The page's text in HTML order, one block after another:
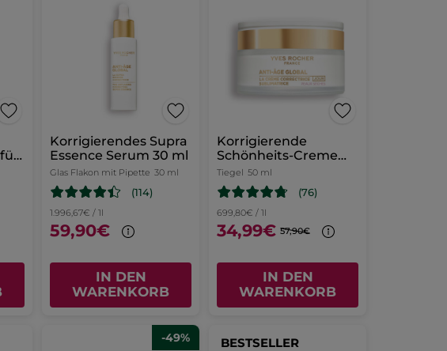
Korrigierendes Supra
Essence Serum 30 ml
Glas Flakon mit Pipette 30 ml
(114)
1.996,67€ / 1l
59,90€
IN DEN
WARENKORB
Korrigierende
Schönheits-Creme
Tag - Trockene Haut
Tiegel 50 ml
(76)
699,80€ / 1l
34,99€ 57,90€
IN DEN
WARENKORB
-49% BESTSELLER